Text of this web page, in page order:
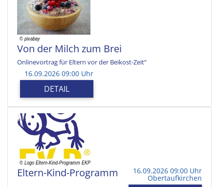
Von der Milch zum Brei
Onlinevortrag für Eltern vor der Beikost-Zeit“
16.09.2026 09:00 Uhr
DETAIL
Eltern-Kind-Programm 16.09.2026 09:00 Uhr
Obertaufkirchen